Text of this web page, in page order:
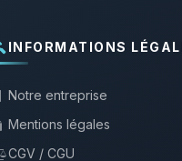
INFORMATIONS
Notre entreprise
Mentions légales
CGV / CGU